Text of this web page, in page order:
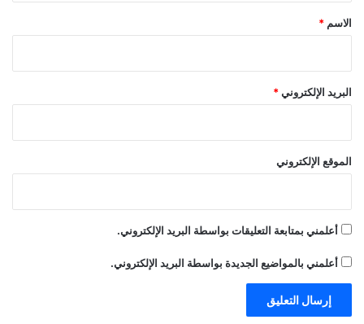
*
الاسم *
البريد الإلكتروني*
الموقع الإلكتروني
أعلمني بمتابعة التعليقات بواسطة البريد الإلكتروني.
أعلمني بالمواضيع الجديدة بواسطة البريد الإلكتروني.